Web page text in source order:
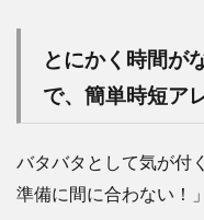
とにかく時間が
で、簡単時短ア
バタバタとして気が付
準備に間に合わない！